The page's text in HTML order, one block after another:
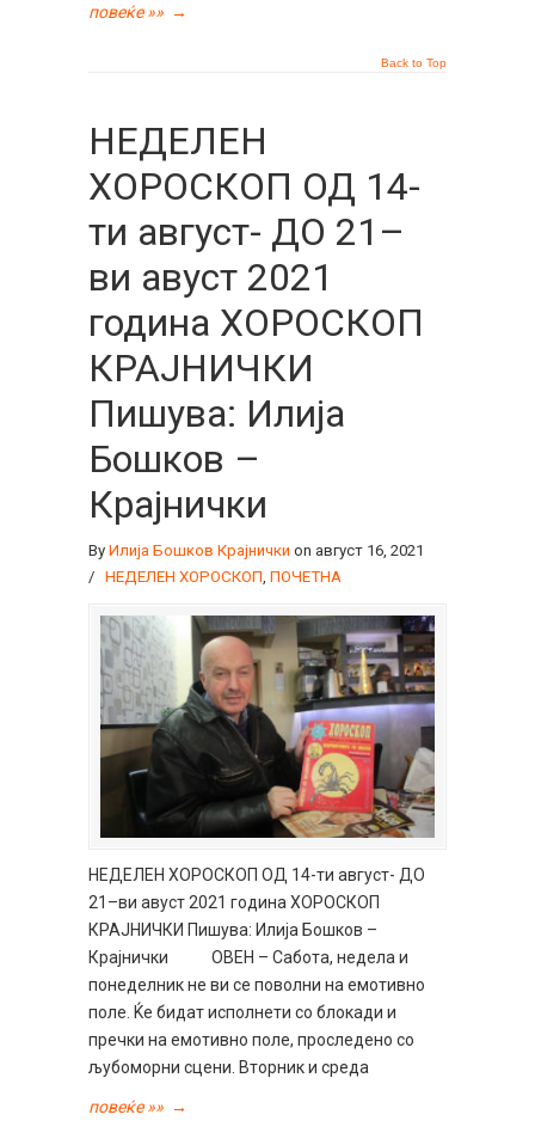
повеќе »» →
Back to Top
НЕДЕЛЕН
ХОРОСКОП ОД 14-
ти август- ДО 21–
ви авуст 2021
година ХОРОСКОП
КРАЈНИЧКИ
Пишува: Илија
Бошков –
Крајнички
By Илија Бошков Крајнички on август 16, 2021
/ НЕДЕЛЕН ХОРОСКОП ПОЧЕТНА
НЕДЕЛЕН ХОРОСКОП ОД 14-ти август- ДО
21–ви авуст 2021 година ХОРОСКОП
КРАЈНИЧКИ Пишува: Илија Бошков –
Крајнички ОВЕН – Сабота, недела и
понеделник не ви се поволни на емотивно
поле. Ќе бидат исполнети со блокади и
пречки на емотивно поле, проследено со
љубоморни сцени. Вторник и среда
повеќе »» →